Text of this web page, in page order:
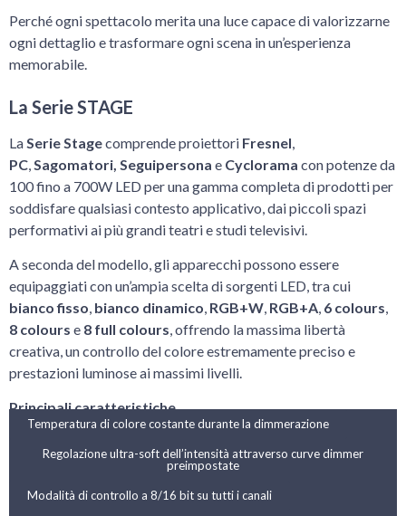
Perché ogni spettacolo merita una luce capace di valorizzarne
ogni dettaglio e trasformare ogni scena in un’esperienza
memorabile.
La Serie STAGE
La Serie Stagecomprende proiettori Fresnel
PC Sagomatori, Seguipersona e Cyclorama con potenze da
100 fino a 700W LED per una gamma completa di prodotti per
soddisfare qualsiasi contesto applicativo, dai piccoli spazi
performativi ai più grandi teatri e studi televisivi.
A seconda del modello, gli apparecchi possono essere
equipaggiati con un’ampia scelta di sorgenti LED, tra cui
bianco fisso, bianco dinamico, RGB+W, RGB+A, 6 colours,
8 colours e 8 full colours, offrendo la massima libertà
creativa, un controllo del colore estremamente preciso e
prestazioni luminose ai massimi livelli.
Principali caratteristiche
Temperatura di colore costante durante la dimmerazione
Regolazione ultra-soft dell’intensità attraverso curve dimmer
preimpostate
Modalità di controllo a 8/16 bit su tutti i canali